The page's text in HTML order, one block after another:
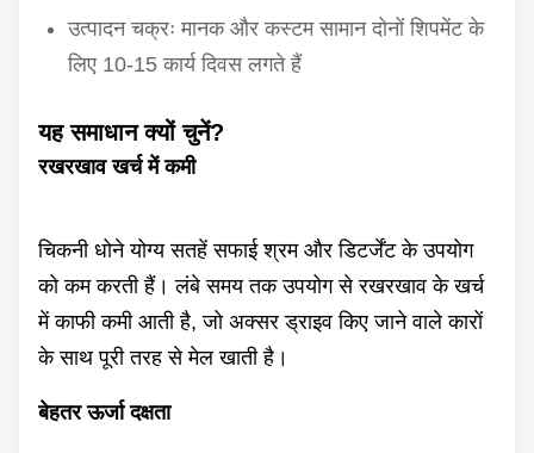
उत्पादन चक्रः मानक और कस्टम सामान दोनों शिपमेंट के
लिए 10-15 कार्य दिवस लगते हैं
यह समाधान क्यों चुनें?
रखरखाव खर्च में कमी
चिकनी धोने योग्य सतहें सफाई श्रम और डिटर्जेंट के उपयोग
को कम करती हैं। लंबे समय तक उपयोग से रखरखाव के खर्च
में काफी कमी आती है, जो अक्सर ड्राइव किए जाने वाले कारों
के साथ पूरी तरह से मेल खाती है।
बेहतर ऊर्जा दक्षता